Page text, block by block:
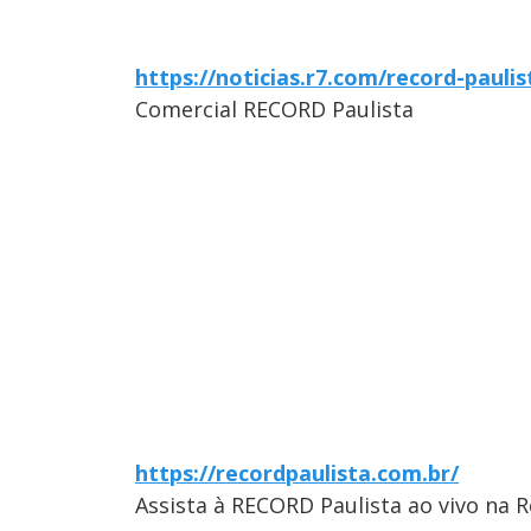
https://noticias.r7.com/record-
Comercial RECORD Paulista
https://recordpaulista.com.br/
Assista à RECORD Paulista ao vivo na